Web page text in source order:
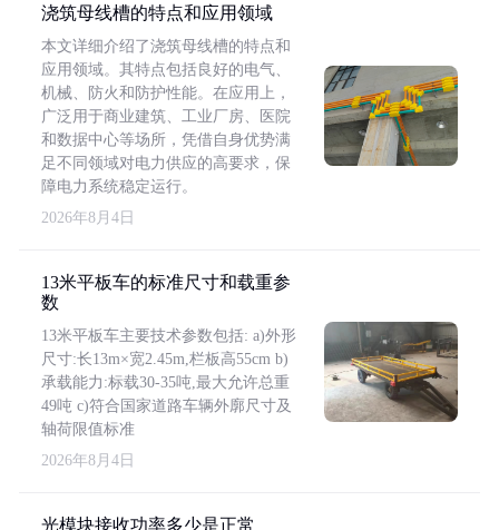
浇筑母线槽的特点和应用领域
本文详细介绍了浇筑母线槽的特点和
应用领域。其特点包括良好的电气、
机械、防火和防护性能。在应用上，
广泛用于商业建筑、工业厂房、医院
和数据中心等场所，凭借自身优势满
足不同领域对电力供应的高要求，保
障电力系统稳定运行。
2026年8月4日
13米平板车的标准尺寸和载重参
数
13米平板车主要技术参数包括: a)外形
尺寸:长13m×宽2.45m,栏板高55cm b)
承载能力:标载30-35吨,最大允许总重
49吨 c)符合国家道路车辆外廓尺寸及
轴荷限值标准
2026年8月4日
光模块接收功率多少是正常